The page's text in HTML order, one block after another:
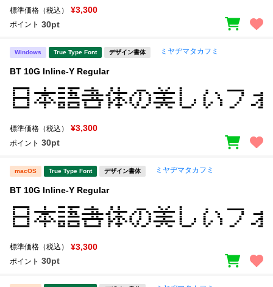
標準価格（税込） ¥3,300
ポイント 30pt
Windows True Type Font デザイン書体 ミヤヂマタカフミ
BT 10G Inline-Y Regular
標準価格（税込） ¥3,300
ポイント 30pt
macOS True Type Font デザイン書体 ミヤヂマタカフミ
BT 10G Inline-Y Regular
標準価格（税込） ¥3,300
ポイント 30pt